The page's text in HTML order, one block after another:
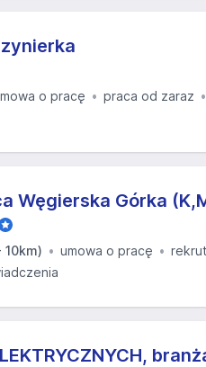
o pracę praca od zaraz
Węgierska Górka
umowa o pracę